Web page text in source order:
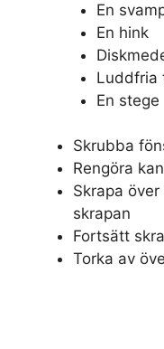
En
En hink
Luddfria
En stege
Skrubba
Rengöra
Skrapa
skrapan
Fortsätt
Torka av